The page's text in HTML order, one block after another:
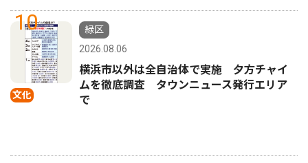
10
文化
緑区
2026.08.06
横浜市以外は全自治体で実施 夕方チャイ
ムを徹底調査 タウンニュース発行エリア
で